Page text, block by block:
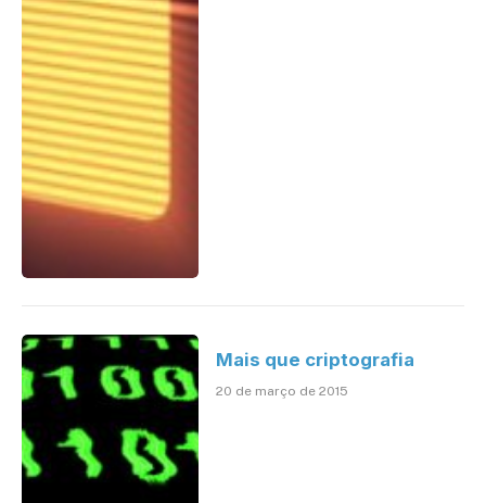
Mais que criptografia
20 de março de 2015